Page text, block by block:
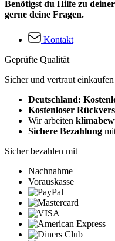
Benötigst du Hilfe zu
gerne deine Fragen.
Kontakt
Geprüfte Qualität
Sicher und vertraut einkaufen
Deutschland:
Kostenloser
Wir arbeiten
Sichere Bezahlung
Sicher bezahlen mit
Nachnahme
Vorauskasse